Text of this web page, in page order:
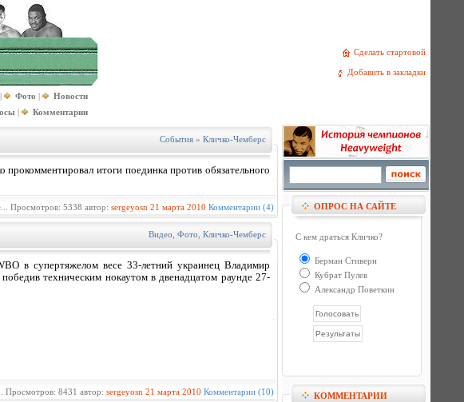
Сделать стартовой
Добавить в закладки
| Фото |
Новости
| Комментарии
События » Кличко-Чемберс
итоги поединка против обязательного
Просмотров: 5338 автор: sergeyosn 21 марта 2010 Комментарии (4)
Видео Фото Кличко-Чемберс
в супертяжелом весе 33-летний украинец Владимир
техническим нокаутом в двенадцатом раунде 27-
Просмотров: 8431 автор: sergeyosn 21 марта 2010 Комментарии (10)
ОПРОС НА САЙТЕ
С кем драться Кличко?
Берман Стиверн
Кубрат Пулев
Александр Поветкин
КОММЕНТАРИИ